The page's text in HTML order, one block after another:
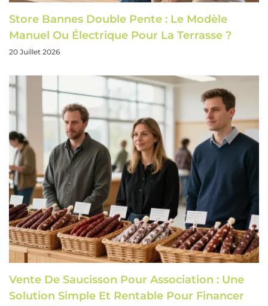
Store Bannes Double Pente : Le Modèle
Manuel Ou Électrique Pour La Terrasse ?
20 Juillet 2026
Vente De Saucisson Pour Association : Une
Solution Simple Et Rentable Pour Financer